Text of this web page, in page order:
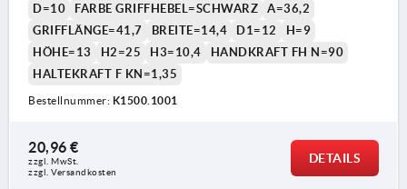
D=10 FARBE GRIFFHEBEL=SCHWARZ
A=36,2
GRIFFLÄNGE=41,7
BREITE=14,4 D1=12
H=9
HÖHE=13
H2=25 H3=10,4
HANDKRAFT FH N=90
HALTEKRAFT F KN=1,35
Bestellnummer: K1500.1001
20,96 €
zzgl. MwSt.
zzgl. Versandkosten
DETAILS